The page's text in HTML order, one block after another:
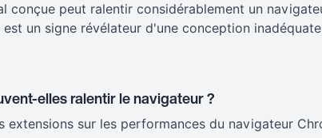
conçue peut ralentir considérablement un
un signe révélateur d'une conception
elles ralentir le navigateur ?
extensions sur les performances du navigateur